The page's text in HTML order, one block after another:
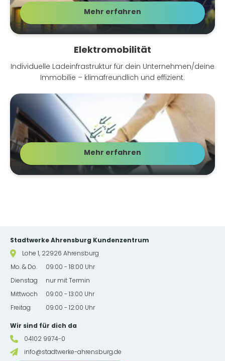
Mehr erfahren
Energielösungen – Gewerbe
Elektromobilität
Individuelle Ladeinfrastruktur für dein Unternehmen/deine
Immobilie – klimafreundlich und effizient.
Mehr erfahren
Geschaeftskunden E-Mobilitaet
Stadtwerke Ahrensburg Kundenzentrum
Lohe 1, 22926 Ahrensburg
Mo. & Do.
09:00 - 18:00 Uhr
Dienstag
nur mit Termin
Mittwoch
09:00 - 13:00 Uhr
Freitag
09:00 - 12:00 Uhr
Wir sind für dich da
04102 9974-0
info@stadtwerke-ahrensburg.de